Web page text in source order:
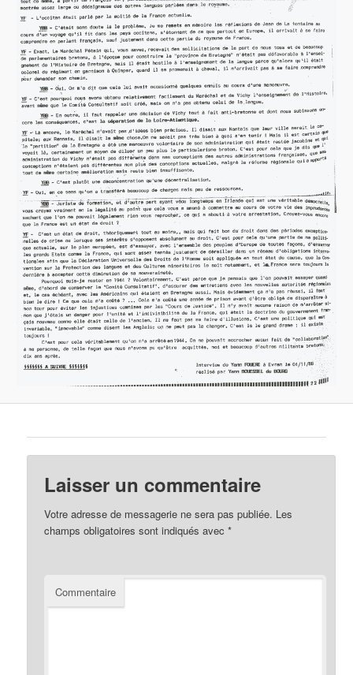
Laisser un commentaire
Votre adresse de messagerie ne sera pas publiée. Les
champs obligatoires sont indiqués avec*
Commentaire